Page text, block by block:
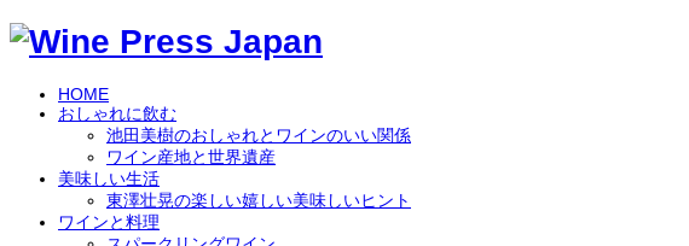
HOME
おしゃれに飲む
池田美樹のおしゃれとワインのいい関係
ワイン産地と世界遺産
美味しい生活
東澤壮晃の楽しい嬉しい美味しいヒント
ワインと料理